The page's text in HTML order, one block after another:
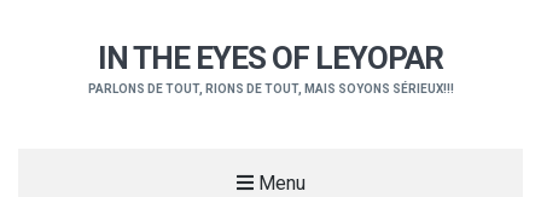
IN THE EYES OF LEYOPAR
PARLONS DE TOUT, RIONS DE TOUT, MAIS SOYONS SÉRIEUX!!!
Menu